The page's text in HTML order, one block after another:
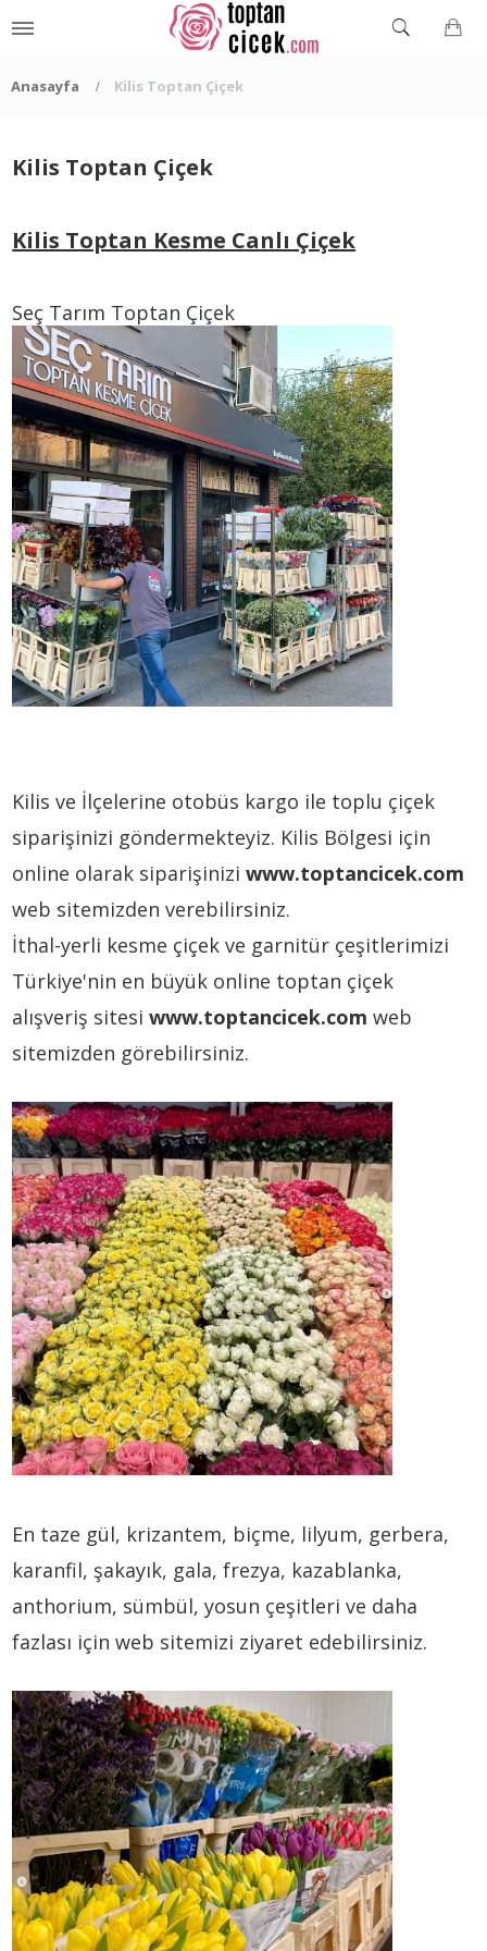
Anasayfa Kilis Toptan Çiçek
Kilis Toptan Çiçek
Kilis Toptan Kesme Canlı Çiçek
Seç Tarım Toptan Çiçek
Kilis ve İlçelerine otobüs kargo ile toplu çiçek
siparişinizi göndermekteyiz. Kilis Bölgesi için
online olarak siparişiniziwww.toptancicek.com
web sitemizden verebilirsiniz.
İthal-yerli kesme çiçek ve garnitür çeşitlerimizi
Türkiye'nin en büyük online toptan çiçek
alışveriş sitesiwww.toptancicek.com web
sitemizden görebilirsiniz.
En taze gül, krizantem, biçme, lilyum, gerbera,
karanfil, şakayık, gala, frezya, kazablanka,
anthorium, sümbül, yosun çeşitleri ve daha
fazlası için web sitemizi ziyaret edebilirsiniz.